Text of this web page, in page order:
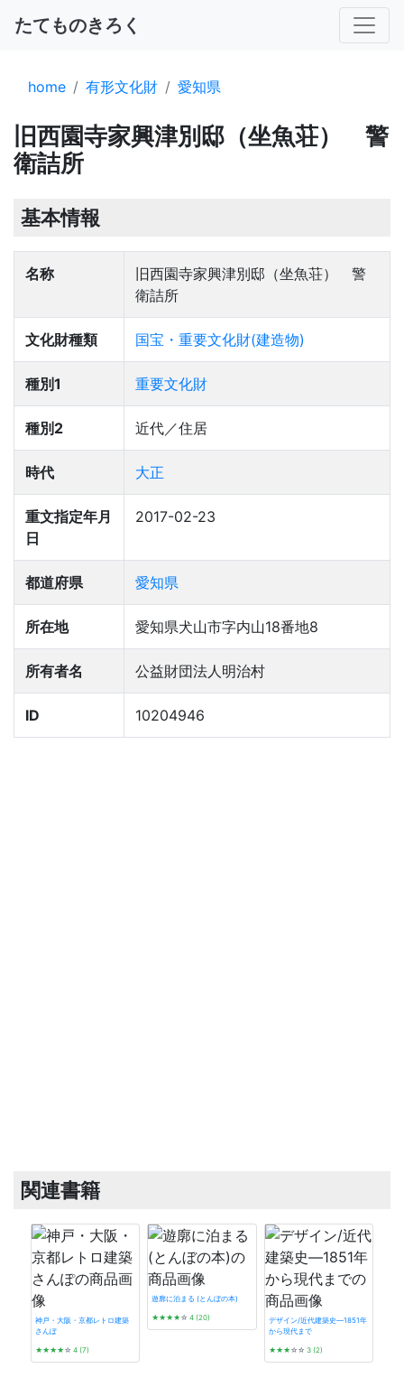
たてものきろく
home 有形文化財 愛知県
旧西園寺家興津別邸（坐魚荘） 警
衛詰所
基本情報
名称
旧西園寺家興津別邸（坐魚荘） 警
衛詰所
文化財種類 国宝・重要文化財(建造物)
種別1 重要文化財
種別2 近代／住居
時代 大正
重文指定年月
日
2017-02-23
都道府県 愛知県
所在地 愛知県犬山市字内山18番地8
所有者名 公益財団法人明治村
ID 10204946
関連書籍
神戸・大阪・京都レトロ建築
さんぽ
★★★★☆ 4 (7)
遊廓に泊まる (とんぼの本)
★★★★☆ 4 (20)
デザイン/近代建築史―1851年
から現代まで
★★★☆☆ 3 (2)
西蓮寺蔵
西蓮寺庫裏
西蓮寺山門
西蓮寺書院
浄誓寺本堂